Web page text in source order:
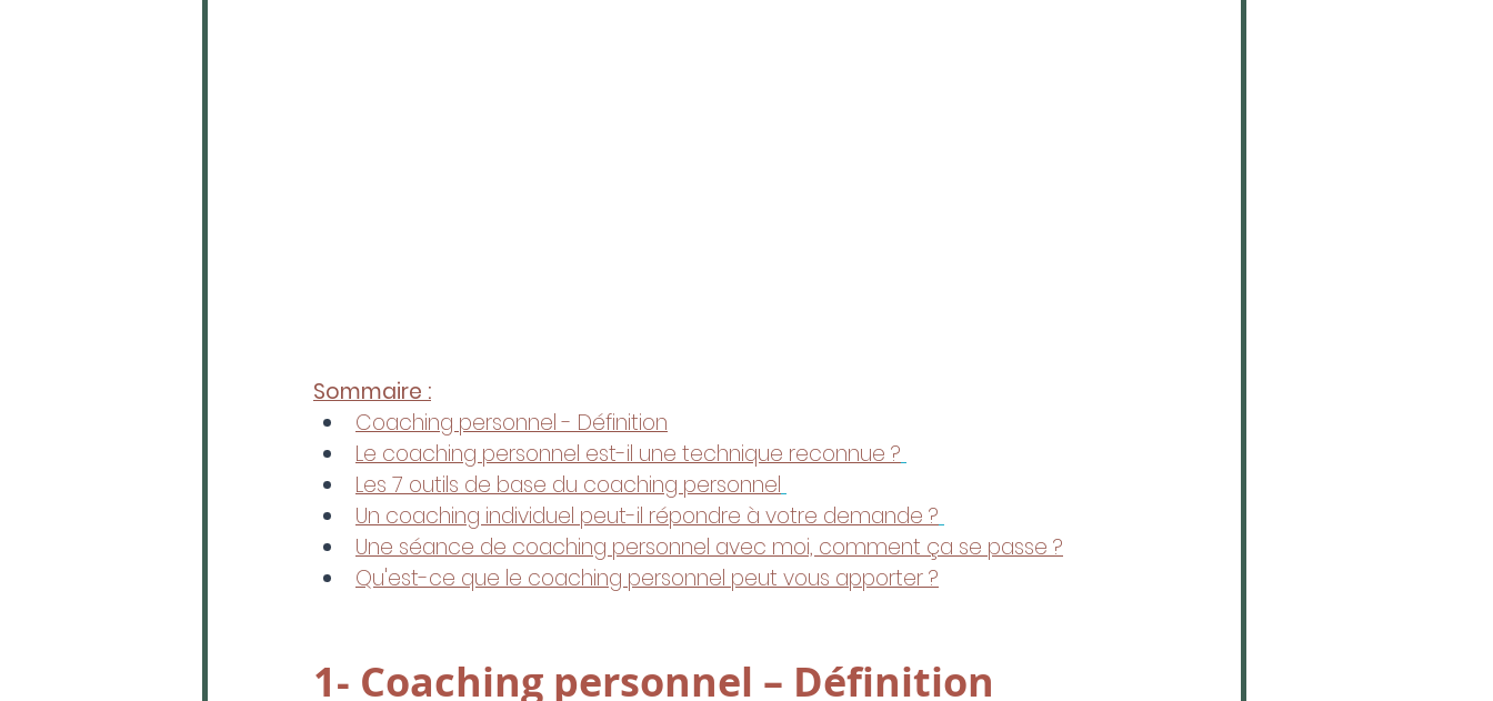
Sommaire :
Coaching personnel - Définition
Le coaching personnel est-il une technique reconnue ?
Les 7 outils de base du coaching personnel
Un coaching individuel peut-il répondre à votre demande ?
Une séance de coaching personnel avec moi, comment ça se passe ?
Qu'est-ce que le coaching personnel peut vous apporter ?
1- Coaching personnel – Définition